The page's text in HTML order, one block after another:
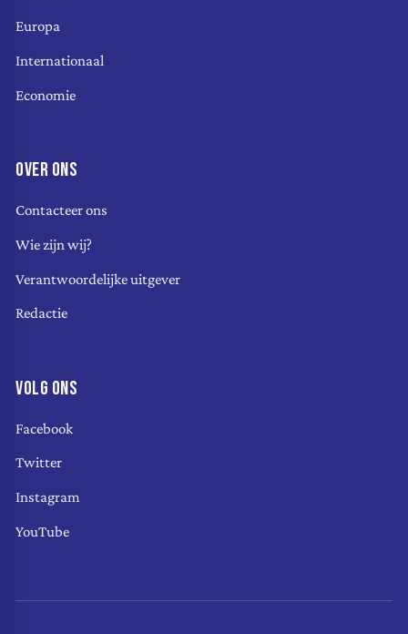
Europa
Internationaal
Economie
OVER ONS
Contacteer ons
Wie zijn wij?
Verantwoordelijke uitgever
Redactie
VOLG ONS
Facebook
Twitter
Instagram
YouTube